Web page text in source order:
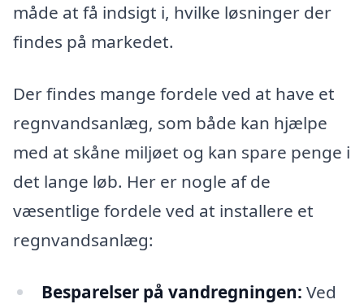
måde at få indsigt i, hvilke løsninger der
findes på markedet.
Der findes mange fordele ved at have et
regnvandsanlæg, som både kan hjælpe
med at skåne miljøet og kan spare penge i
det lange løb. Her er nogle af de
væsentlige fordele ved at installere et
regnvandsanlæg:
Besparelser på vandregningen: Ved